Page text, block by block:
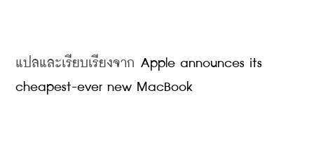
แปลและเรียบเรียงจาก Apple announces its
cheapest-ever new MacBook